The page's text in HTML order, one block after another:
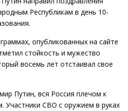
Республикам в день 10-
опубликованных на сайте
стойкость и мужество
восемь лет отстаивал свое
Путин, вся Россия плечом к
Участники СВО с оружием в руках